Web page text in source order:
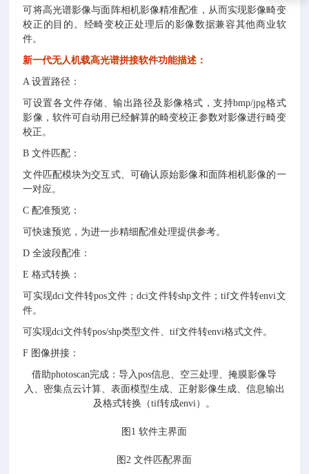
可将高光谱影像与面阵相机影像精准配准，从而实现影像畸变
校正的目的。经畸变校正处理后的影像数据兼容其他商业软
件。
新一代无人机载高光谱拼接软件功能描述：
A 设置路径：
可设置各文件存储、输出路径及影像格式，支持bmp/jpg格式
影像，软件可自动用已经解算的畸变校正参数对影像进行畸变
校正。
B 文件匹配：
文件匹配模块为交互式、可确认原始影像和面阵相机影像的一
一对应。
C 配准预览：
可快速预览，为进一步精细配准处理提供参考。
D 全波段配准：
E 格式转换：
可实现dci文件转pos文件；dci文件转shp文件；tif文件转envi文
件。
可实现dci文件转pos/shp类型文件、tif文件转envi格式文件。
F 图像拼接：
借助photoscan完成：导入pos信息、空三处理、掩膜影像导
入、密集点云计算、表面模型生成、正射影像生成、信息输出
及格式转换（tif转成envi）。
图1 软件主界面
图2 文件匹配界面